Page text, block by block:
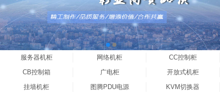
服务器机柜 网络机柜
CC控制柜
CB控制箱
广电柜
开放式机柜
挂墙机柜
图腾PDU电源
KVM切换器